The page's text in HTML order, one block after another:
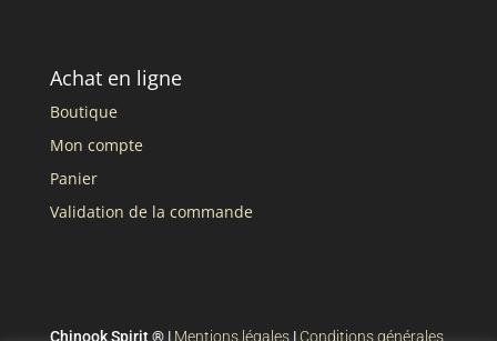
Achat en ligne
Boutique
Mon compte
Panier
Validation de la commande
Chinook Spirit ® | Mentions légales| Conditions générales